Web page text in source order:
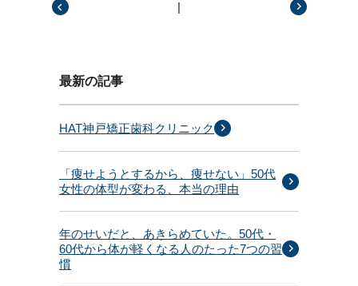
|
最新の記事
HAT神戸矯正歯科クリニック
「痩せようとするから、痩せない」50代
女性の体型が変わる、本当の理由
年のせいだと、あきらめていた。50代・
60代から体が軽くなる人のたった7つの習
慣